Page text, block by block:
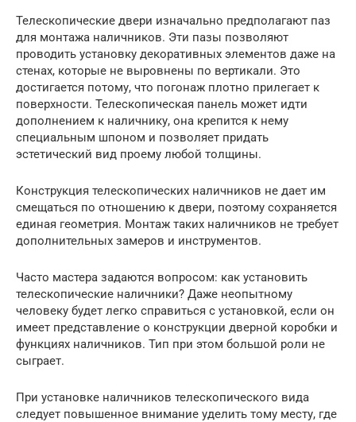
Телескопические двери изначально предполагают паз
для монтажа наличников. Эти пазы позволяют
проводить установку декоративных элементов даже на
стенах, которые не выровнены по вертикали. Это
достигается потому, что погонаж плотно прилегает к
поверхности. Телескопическая панель может идти
дополнением к наличнику, она крепится к нему
специальным шпоном и позволяет придать
эстетический вид проему любой толщины.
Конструкция телескопических наличников не дает им
смещаться по отношению к двери, поэтому сохраняется
единая геометрия. Монтаж таких наличников не требует
дополнительных замеров и инструментов.
Часто мастера задаются вопросом: как установить
телескопические наличники? Даже неопытному
человеку будет легко справиться с установкой, если он
имеет представление о конструкции дверной коробки и
функциях наличников. Тип при этом большой роли не
сыграет.
При установке наличников телескопического вида
следует повышенное внимание уделить тому месту, где